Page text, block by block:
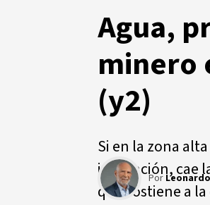
Agua,
minero
(y2)
Si en la zona
infiltración, cae
que sostiene a
Por